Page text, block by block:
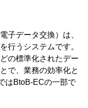
子データ交換）は、
行うシステムです。
の標準化されたデー
で、業務の効率化と
はBtoB-ECの一部で